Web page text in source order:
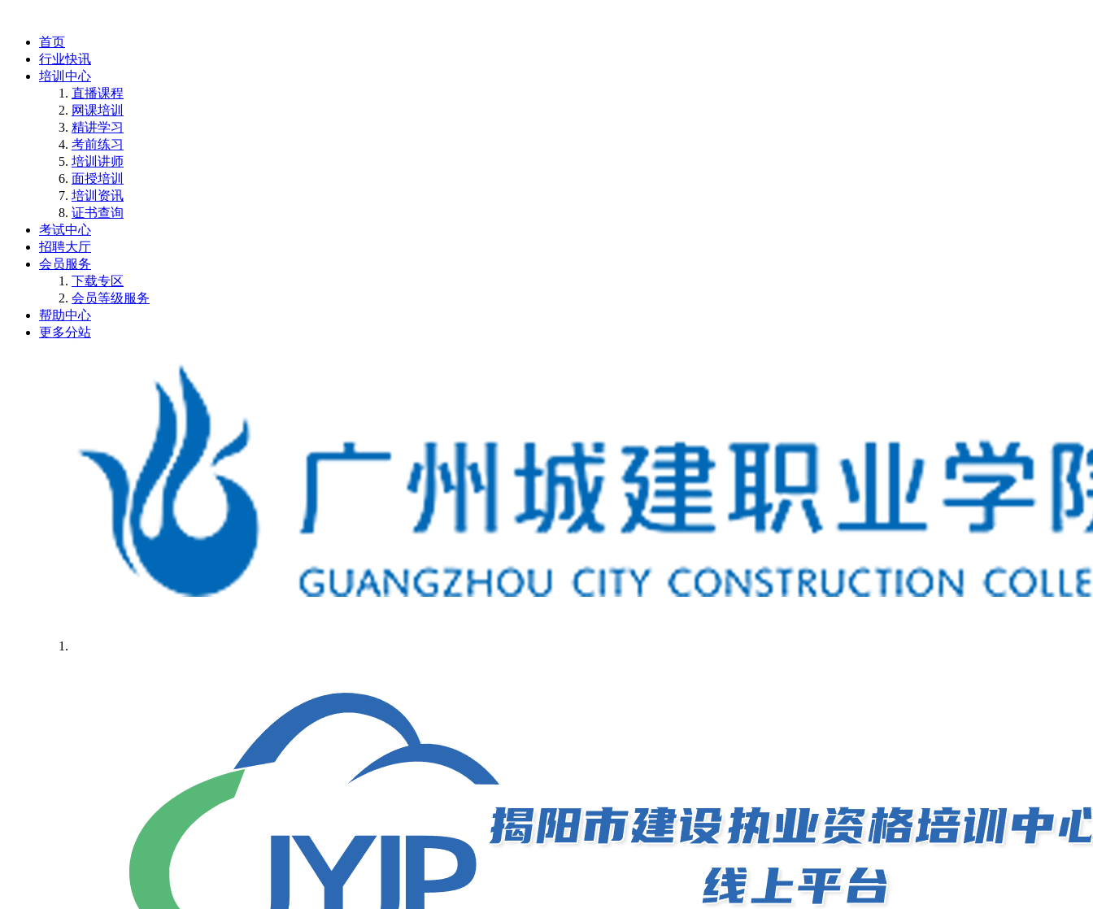
首页
行业快讯
培训中心
直播课程
网课培训
精讲学习
考前练习
培训讲师
面授培训
培训资讯
证书查询
考试中心
招聘大厅
会员服务
下载专区
会员等级服务
帮助中心
更多分站